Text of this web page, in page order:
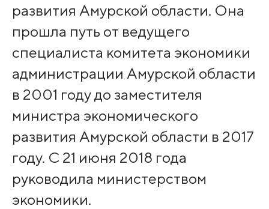
развития Амурской области. Она
прошла путь от ведущего
специалиста комитета экономики
администрации Амурской области
в 2001 году до заместителя
министра экономического
развития Амурской области в 2017
году. С 21 июня 2018 года
руководила министерством
экономики.